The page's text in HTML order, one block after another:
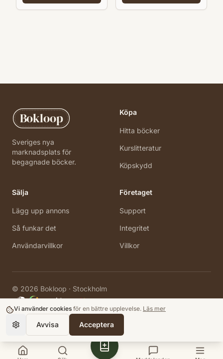
Bokloop
Sveriges nya
marknadsplats för
begagnade böcker.
Köpa
Hitta böcker
Kurslitteratur
Köpskydd
Sälja
Lägg upp annons
Så funkar det
Användarvillkor
Företaget
Support
Integritet
Villkor
© 2026 Bokloop · Stockholm
Vi använder cookies för en bättre upplevelse. Läs mer
Avvisa Acceptera